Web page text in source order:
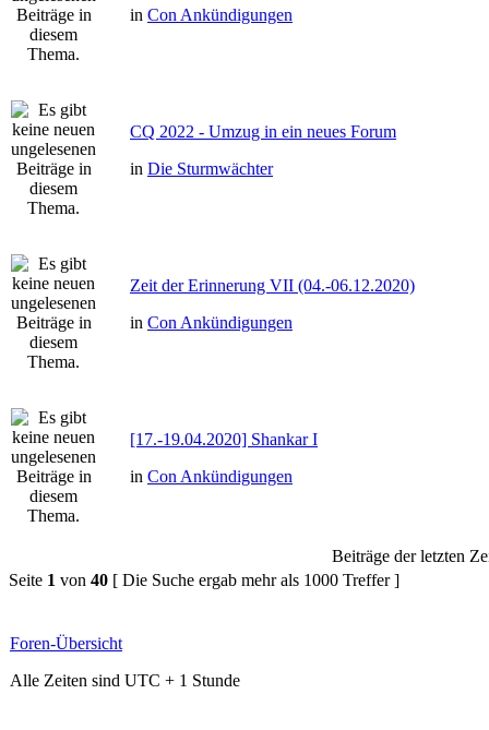
in Con Ankündigungen
CQ 2022 - Umzug in ein neues Forum
in Die Sturmwächter
Zeit der Erinnerung VII (04.-06.12.2020)
in Con Ankündigungen
[17.-19.04.2020] Shankar I
in Con Ankündigungen
Beiträge der letzten
Seite 1 von 40 [ Die Suche ergab mehr als 1000 Treffer ]
Foren-Übersicht
Alle Zeiten sind UTC + 1 Stunde